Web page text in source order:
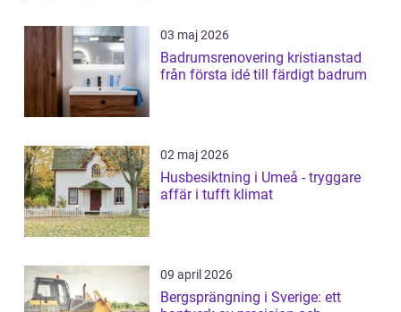
03 maj 2026
Badrumsrenovering kristianstad
från första idé till färdigt badrum
02 maj 2026
Husbesiktning i Umeå - tryggare
affär i tufft klimat
09 april 2026
Bergsprängning i Sverige: ett